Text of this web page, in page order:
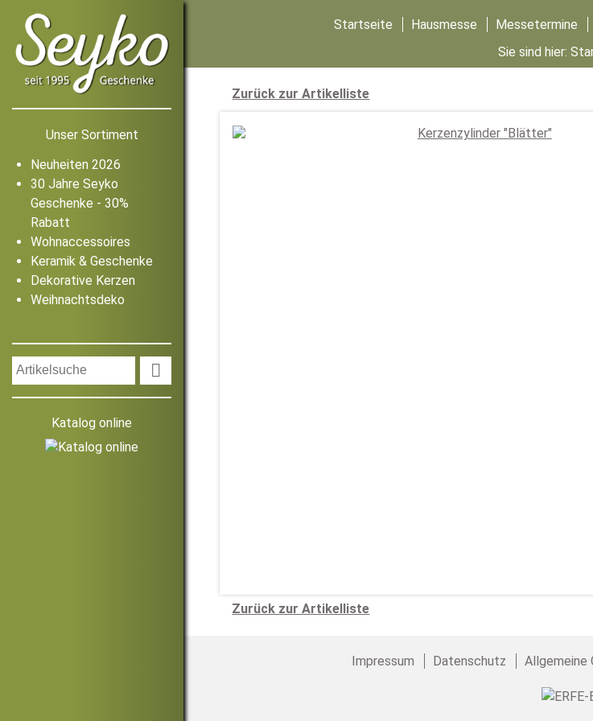
Unser Sortiment
Neuheiten 2026
30 Jahre Seyko
Geschenke - 30%
Rabatt
Wohnaccessoires
Keramik & Geschenke
Dekorative Kerzen
Weihnachtsdeko

Katalog online
Startseite Hausmesse Messetermine
Sie sind hier:
Zurück zur Artikelliste
Zurück zur Artikelliste
Impressum Datenschutz Allgemeine